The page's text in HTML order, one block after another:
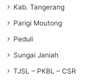
Kab. Tangerang
Parigi Moutong
Peduli
Sungai Janiah
TJSL – PKBL – CSR